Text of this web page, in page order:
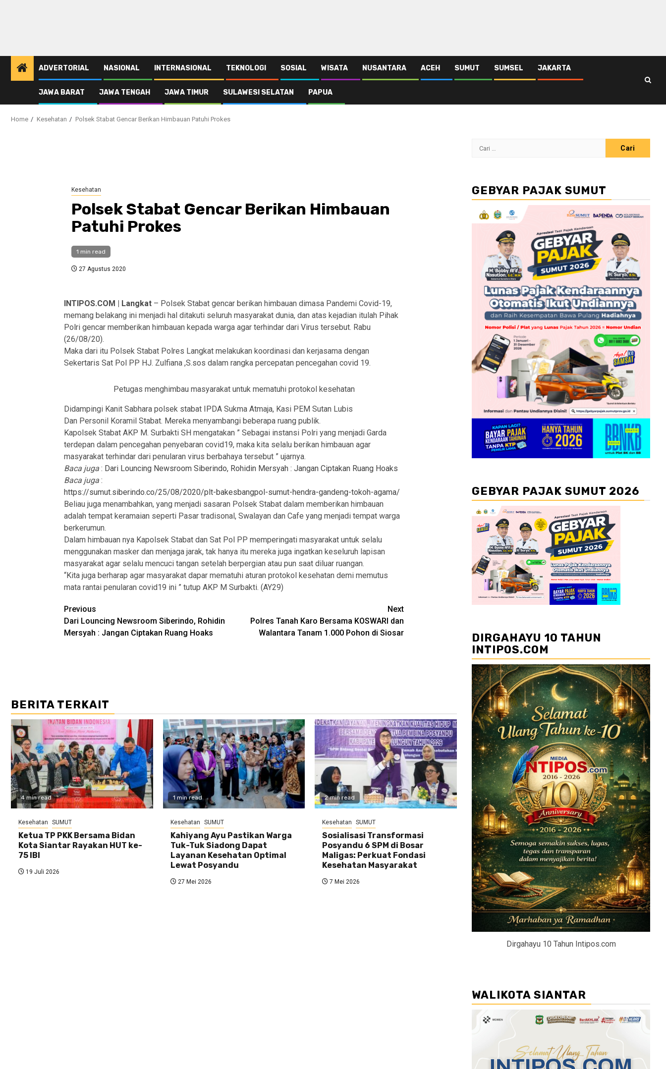
ADVERTORIAL NASIONAL INTERNASIONAL TEKNOLOGI SOSIAL WISATA NUSANTARA ACEH SUMUT SUMSEL JAKARTA
JAWA BARAT JAWA TENGAH JAWA TIMUR SULAWESI SELATAN PAPUA
Home Kesehatan Polsek Stabat Gencar Berikan Himbauan Patuhi Prokes
Kesehatan
Polsek Stabat Gencar Berikan Himbauan
Patuhi Prokes
1 min read
27 Agustus 2020
INTIPOS.COM | Langkat– Polsek Stabat gencar berikan himbauan dimasa Pandemi Covid-19,
memang belakang ini menjadi hal ditakuti seluruh masyarakat dunia, dan atas kejadian itulah Pihak
Polri gencar memberikan himbauan kepada warga agar terhindar dari Virus tersebut. Rabu
(26/08/20).
Maka dari itu Polsek Stabat Polres Langkat melakukan koordinasi dan kerjasama dengan
Sekertaris Sat Pol PP HJ. Zulfiana ,S.sos dalam rangka percepatan pencegahan covid 19.
Petugas menghimbau masyarakat untuk mematuhi protokol kesehatan
Didampingi Kanit Sabhara polsek stabat IPDA Sukma Atmaja, Kasi PEM Sutan Lubis
Dan Personil Koramil Stabat. Mereka menyambangi beberapa ruang publik.
Kapolsek Stabat AKP M. Surbakti SH mengatakan ” Sebagai instansi Polri yang menjadi Garda
terdepan dalam pencegahan penyebaran covid19, maka kita selalu berikan himbauan agar
masyarakat terhindar dari penularan virus berbahaya tersebut ” ujarnya.
Baca juga : Dari Louncing Newsroom Siberindo, Rohidin Mersyah : Jangan Ciptakan Ruang Hoaks
Baca juga :
https://sumut.siberindo.co/25/08/2020/plt-bakesbangpol-sumut-hendra-gandeng-tokoh-agama/
Beliau juga menambahkan, yang menjadi sasaran Polsek Stabat dalam memberikan himbauan
adalah tempat keramaian seperti Pasar tradisonal, Swalayan dan Cafe yang menjadi tempat warga
berkerumun.
Dalam himbauan nya Kapolsek Stabat dan Sat Pol PP memperingati masyarakat untuk selalu
menggunakan masker dan menjaga jarak, tak hanya itu mereka juga ingatkan keseluruh lapisan
masyarakat agar selalu mencuci tangan setelah berpergian atau pun saat diluar ruangan.
“Kita juga berharap agar masyarakat dapar mematuhi aturan protokol kesehatan demi memutus
mata rantai penularan covid19 ini ” tutup AKP M Surbakti. (AY29)
Post
navigation
Previous
Dari Louncing Newsroom Siberindo, Rohidin
Mersyah : Jangan Ciptakan Ruang Hoaks
Next
Polres Tanah Karo Bersama KOSWARI dan
Walantara Tanam 1.000 Pohon di Siosar
BERITA TERKAIT
4 min read
Kesehatan SUMUT
Ketua TP PKK Bersama Bidan
Kota Siantar Rayakan HUT ke-
75 IBI
19 Juli 2026
1 min read
Kesehatan SUMUT
Kahiyang Ayu Pastikan Warga
Tuk-Tuk Siadong Dapat
Layanan Kesehatan Optimal
Lewat Posyandu
27 Mei 2026
2 min read
Kesehatan SUMUT
Sosialisasi Transformasi
Posyandu 6 SPM di Bosar
Maligas: Perkuat Fondasi
Kesehatan Masyarakat
7 Mei 2026
Cari
GEBYAR PAJAK SUMUT
GEBYAR PAJAK SUMUT 2026
DIRGAHAYU 10 TAHUN
INTIPOS.COM
Dirgahayu 10 Tahun Intipos.com
WALIKOTA SIANTAR